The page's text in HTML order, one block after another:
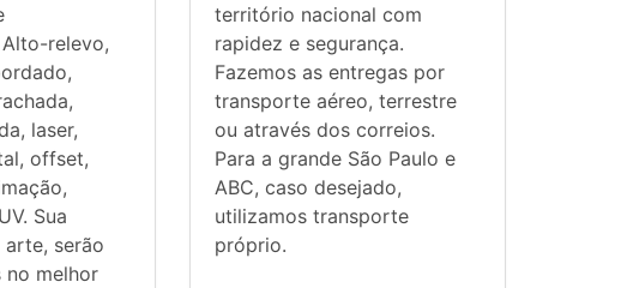
relevo,
laser,
offset,
Sua
serão
no melhor
território nacional com
rapidez e segurança.
Fazemos as entregas por
transporte aéreo, terrestre
ou através dos correios.
Para a grande São Paulo e
ABC, caso desejado,
utilizamos transporte
próprio.